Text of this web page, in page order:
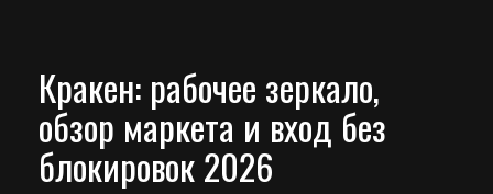
Кракен: рабочее зеркало,
обзор маркета и вход без
блокировок 2026